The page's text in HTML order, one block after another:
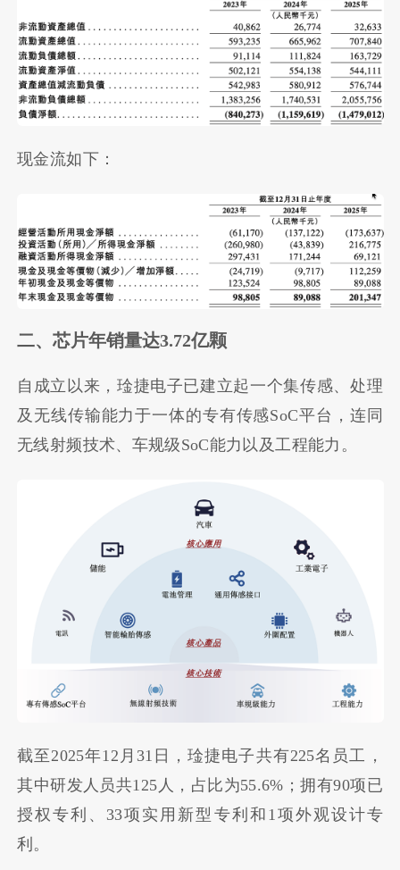
现金流如下：
二、芯片年销量达3.72亿颗
自成立以来，琻捷电子已建立起一个集传感、处理
及无线传输能力于一体的专有传感SoC平台，连同
无线射频技术、车规级SoC能力以及工程能力。
截至2025年12月31日，琻捷电子共有225名员工，
其中研发人员共125人，占比为55.6%；拥有90项已
授权专利、33项实用新型专利和1项外观设计专
利。